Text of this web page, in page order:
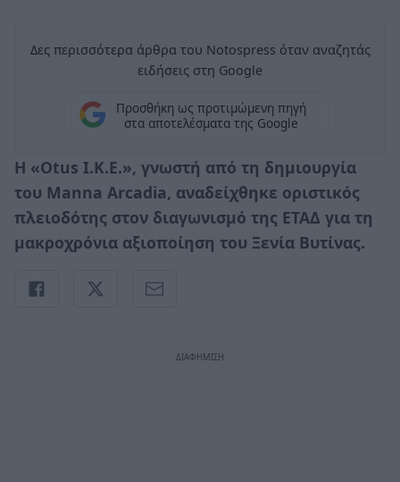
Δες περισσότερα άρθρα του Notospress όταν αναζητάς
ειδήσεις στη Google
Προσθήκη ως προτιμώμενη πηγή
στα αποτελέσματα της Google
Η «Otus I.K.E.», γνωστή από τη δημιουργία
του Manna Arcadia, αναδείχθηκε οριστικός
πλειοδότης στον διαγωνισμό της ΕΤΑΔ για τη
μακροχρόνια αξιοποίηση του Ξενία Βυτίνας.